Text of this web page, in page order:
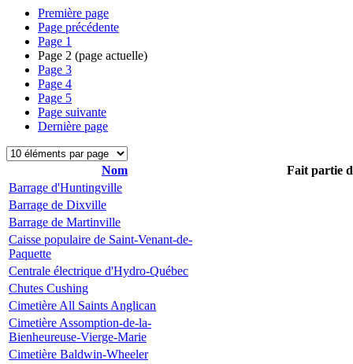
Première page
Page précédente
Page 1
Page 2 (page actuelle)
Page 3
Page 4
Page 5
Page suivante
Dernière page
Nom
Fait partie
Barrage d'Huntingville
Barrage de Dixville
Barrage de Martinville
Caisse populaire de Saint-Venant-de-
Paquette
Centrale électrique d'Hydro-Québec
Chutes Cushing
Cimetière All Saints Anglican
Cimetière Assomption-de-la-
Bienheureuse-Vierge-Marie
Cimetière Baldwin-Wheeler